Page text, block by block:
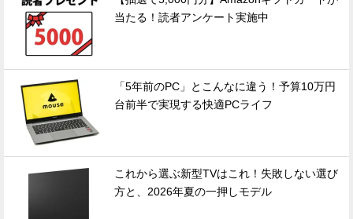
当たる！読者アンケート実施中
「5年前のPC」とこんなに違う！予算10万円
台前半で実現する快適PCライフ
これから選ぶ新型TVはこれ！失敗しない選び
方と、2026年夏の一押しモデル